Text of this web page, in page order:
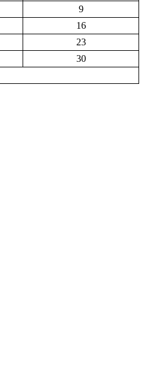
9
16
23
30